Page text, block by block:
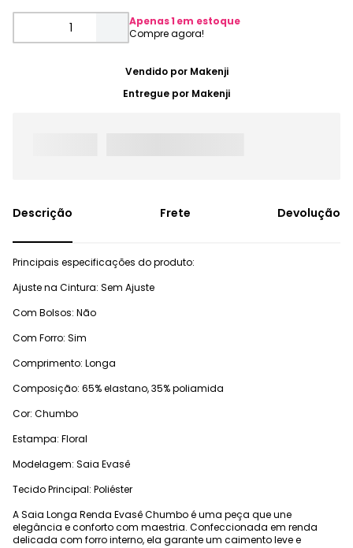
Apenas1 em estoque
Vendido por Makenji
Entregue por Makenji
Frete Devolução
Principais especificações do produto:
Ajuste na Cintura: Sem Ajuste
Com Bolsos: Não
Com Forro: Sim
Comprimento: Longa
Composição: 65% elastano, 35% poliamida
Cor: Chumbo
Estampa: Floral
Modelagem: Saia Evasê
Tecido Principal: Poliéster
A Saia Longa Renda Evasê Chumbo é uma peça que une
elegância e conforto com maestria. Confeccionada em renda
delicada com forro interno, ela garante um caimento leve e